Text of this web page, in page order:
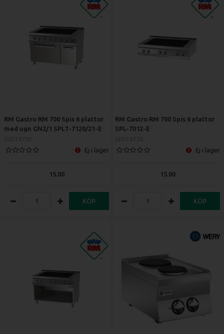
RM Gastro RM 700 Spis 6 plattor
med ugn GN2/1 SPLT-7120/21-E
Ej i lager
15.00
KÖP
RM Gastro RM 700 Spis 6 plattor
SPL-7012-E
Ej i lager
15.00
KÖP